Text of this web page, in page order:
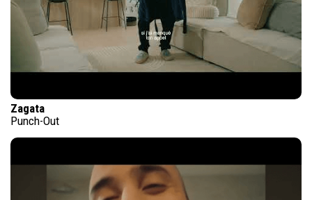
Zagata
Punch-Out